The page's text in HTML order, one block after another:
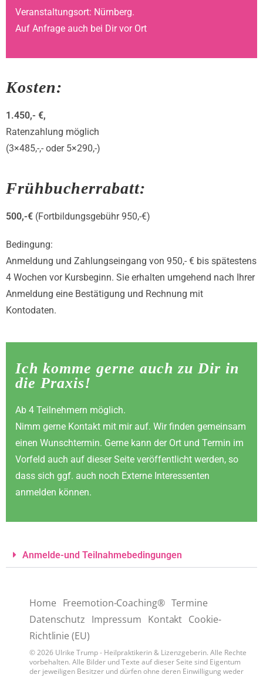
Veranstaltungsort: Nürnberg.
Auf Anfrage auch bei Dir vor Ort
Kosten:
1.450,- €,
Ratenzahlung möglich
(3×485,-,- oder 5×290,-)
Frühbucherrabatt:
500,-€ (Fortbildungsgebühr 950,-€)
Bedingung:
Anmeldung und Zahlungseingang von 950,- € bis spätestens
4 Wochen vor Kursbeginn. Sie erhalten umgehend nach Ihrer
Anmeldung eine Bestätigung und Rechnung mit
Kontodaten.
Ich komme gerne auch zu Dir in
die Praxis!
Ab 4 Teilnehmern möglich.
Nimm gerne Kontakt mit mir auf. Wir finden gemeinsam
einen Wunschtermin. Gerne kann der Ort und Termin im
Vorfeld auch auf dieser Seite veröffentlicht werden, so
dass sich ggf. auch noch Externe Interessenten
anmelden können.
Anmelde-und Teilnahmebedingungen
Home Freemotion-Coaching® Termine
Datenschutz Impressum Kontakt Cookie-
Richtlinie (EU)
© 2026 Ulrike Trump - Heilpraktikerin & Lizenzgeberin. Alle Rechte
vorbehalten. Alle Bilder und Texte auf dieser Seite sind Eigentum
der jeweiligen Besitzer und dürfen ohne deren Einwilligung weder